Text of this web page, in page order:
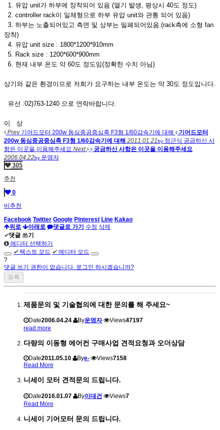
1. 유압 unit가 하부에 장착되어 있음 (열기 발생, 평상시 40도 정도)
2. controller rack이 일체형으로 하부 유압 unit와 관통 되어 있음)
3. 하부는 노출되어있고 측면 및 상부는 밀폐되어있음.(rack측에 소형 fan
장착)
4. 유압 unit size : 1800*1200*910mm
5. Rack size : 1200*600*900mm
6. 현재 내부 온도 약 60도 정도임(정확한 수치 아님)
상기와 같은 환경이므로 저희가 요구하는 내부 온도는 약 30도 정도입니다.
유선 :02)763-1240 으로 연락바랍니다.
이 상
Prev기어드모터 200w 동심중공중심축 F3형 1/60감속기에 대해
기어드모터
200w 동심중공중심축 F3형 1/60감속기에 대해 2011.01.21by 정근식 궁금하신 사
항은 이곳을 이용해주세요 Next
궁금하신 사항은 이곳을 이용해주세요
2006.04.22by 운영자
305
추천
0
비추천
Facebook Twitter Google Pinterest Line Kakao
위로
아래로 댓글로 가기 수정 삭제
✔댓글 쓰기
에디터 선택하기
✔ 텍스트 모드 ✔에디터 모드
?
댓글 쓰기 권한이 없습니다. 로그인 하시겠습니까?
제품문의 및 기술협의에 대한 문의를 해 주세요~
Date2006.04.24 By운영자 Views47197
read more
다량의 이동형 에어컨 구매사업 견적요청과 오더상담
Date2011.05.10 Bye- Views7158
Read More
니세이 모터 견적문의 드립니다.
Date2016.01.07 By이대건 Views7
Read More
니세이 기어모터 문의 드립니다.